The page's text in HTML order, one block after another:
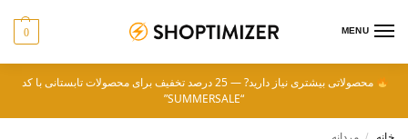
MENU
0
محصولاتی بیشتری نیاز دارید? — 25 درصد تخفیف برای محصولات تابستانی با کد
“SUMMERSALE”